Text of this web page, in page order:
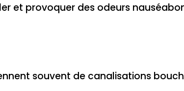
et provoquer des odeurs
souvent de canalisations